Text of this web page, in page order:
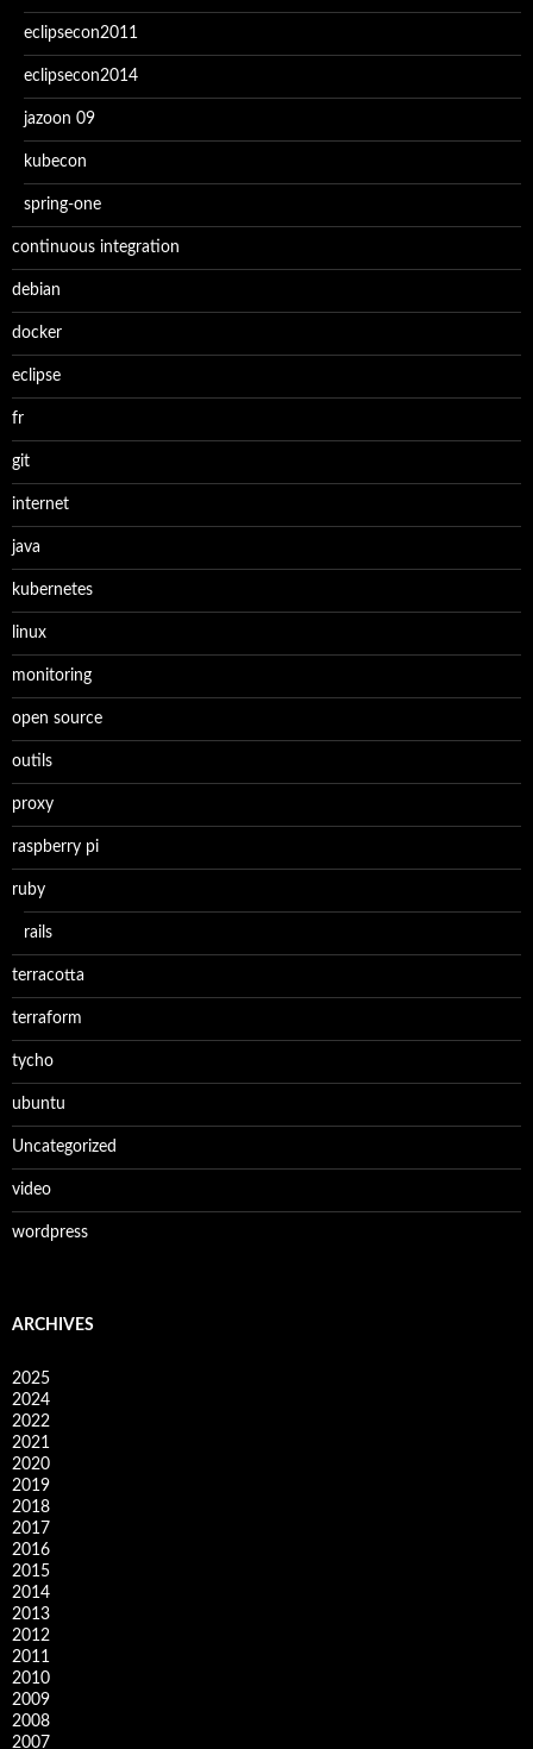
eclipsecon2011
eclipsecon2014
jazoon 09
kubecon
spring-one
continuous integration
debian
docker
eclipse
fr
git
internet
java
kubernetes
linux
monitoring
open source
outils
proxy
raspberry pi
ruby
rails
terracotta
terraform
tycho
ubuntu
Uncategorized
video
wordpress
ARCHIVES
2025
2024
2022
2021
2020
2019
2018
2017
2016
2015
2014
2013
2012
2011
2010
2009
2008
2007